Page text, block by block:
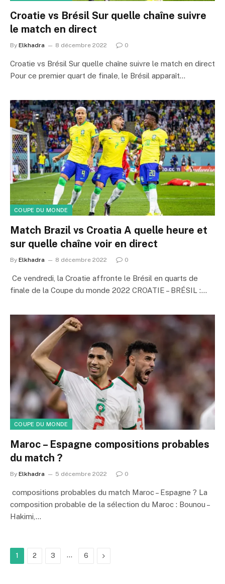
Croatie vs Brésil Sur quelle chaîne suivre
le match en direct
By Elkhadra 8 décembre 2022 0
Croatie vs Brésil Sur quelle chaîne suivre le match en direct
Pour ce premier quart de finale, le Brésil apparaît…
COUPE DU MONDE
Match Brazil vs Croatia A quelle heure et
sur quelle chaîne voir en direct
By Elkhadra 8 décembre 2022 0
Ce vendredi, la Croatie affronte le Brésil en quarts de
finale de la Coupe du monde 2022 CROATIE – BRÉSIL :…
COUPE DU MONDE
Maroc – Espagne compositions probables
du match ?
By Elkhadra 5 décembre 2022 0
compositions probables du match Maroc – Espagne ? La
composition probable de la sélection du Maroc : Bounou –
Hakimi,…
1 2 3 … 6 Next